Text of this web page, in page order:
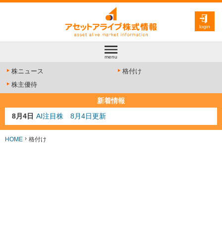
login
menu
株ニュース
格付け
株主優待
新着情報
8月4日 AI注目株 8月4日更新
8月3日 人気業種注目株 8月3日更新
8月2日 金融注目株 8月2日更新
HOME 格付け